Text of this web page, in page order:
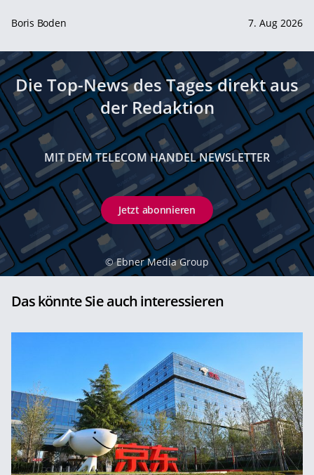
Boris Boden 7. Aug 2026
Die Top-News des Tages direkt aus
der Redaktion
MIT DEM TELECOM HANDEL NEWSLETTER
Jetzt abonnieren
© Ebner Media Group
Das könnte Sie auch interessieren